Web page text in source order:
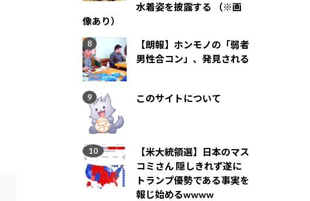
水着姿を披露する （※画
像あり）
【朗報】ホンモノの「弱者
男性合コン」、発見される
このサイトについて
【米大統領選】日本のマス
コミさん 隠しきれず遂に
トランプ優勢である事実を
報じ始めるwwww